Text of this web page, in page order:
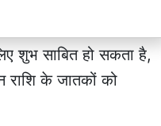
शुभ साबित हो सकता है,
राशि के जातकों को